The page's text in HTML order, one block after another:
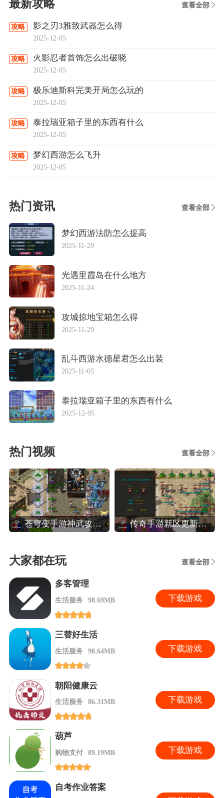
最新攻略 查看全部
攻略 影之刃3雅致武器怎么得
2025-12-05
攻略 火影忍者首饰怎么出破晓
2025-12-05
攻略 极乐迪斯科完美开局怎么玩的
2025-12-05
攻略 泰拉瑞亚箱子里的东西有什么
2025-12-05
攻略 梦幻西游怎么飞升
2025-12-05
热门资讯 查看全部
梦幻西游法防怎么提高
2025-11-29
光遇里霞岛在什么地方
2025-11-24
攻城掠地宝箱怎么得
2025-11-29
乱斗西游水德星君怎么出装
2025-11-05
泰拉瑞亚箱子里的东西有什么
2025-12-05
热门视频 查看全部
苍穹变手游神武攻略,苍穹变高效玩转装备系统攻略 传奇手游新区更新攻略,热血传奇手机版新区人民币法师玩家晚八点前怎么升40级
大家都在玩 查看全部
多客管理
生活服务 98.69MB 下载游戏
三替好生活
生活服务 98.64MB 下载游戏
朝阳健康云
生活服务 86.31MB 下载游戏
葫芦
购物支付 89.19MB 下载游戏
自考作业答案